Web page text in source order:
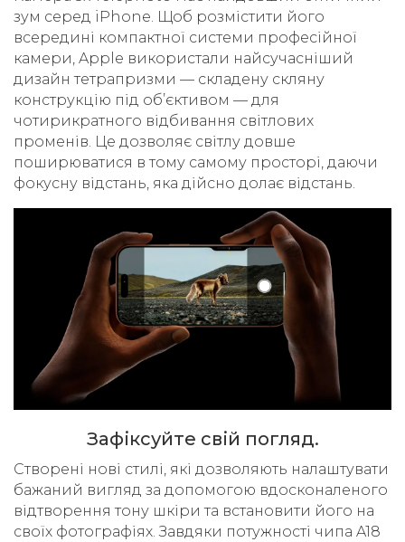
зум серед iPhone. Щоб розмістити його
всередині компактної системи професійної
камери, Apple використали найсучасніший
дизайн тетрапризми — складену скляну
конструкцію під об’єктивом — для
чотирикратного відбивання світлових
променів. Це дозволяє світлу довше
поширюватися в тому самому просторі, даючи
фокусну відстань, яка дійсно долає відстань.
Зафіксуйте свій погляд.
Cтворені нові стилі, які дозволяють налаштувати
бажаний вигляд за допомогою вдосконаленого
відтворення тону шкіри та встановити його на
своїх фотографіях. Завдяки потужності чипа A18